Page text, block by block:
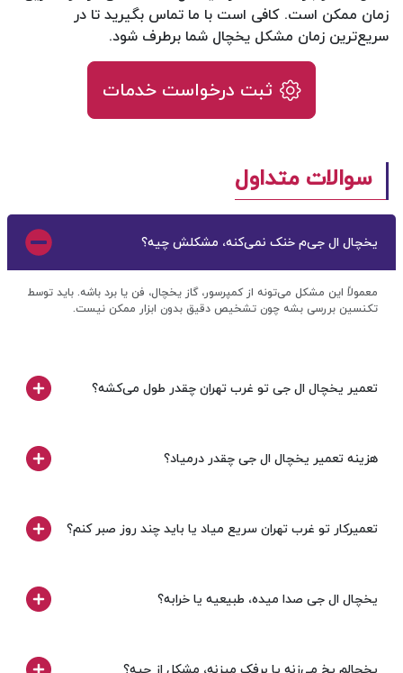
زمان ممکن است. کافی است با ما تماس بگیرید تا در
سریع‌ترین زمان مشکل یخچال شما برطرف شود.
ثبت درخواست خدمات
سوالات متداول
یخچال ال جی‌م خنک نمی‌کنه، مشکلش چیه؟
معمولاً این مشکل می‌تونه از کمپرسور، گاز یخچال، فن یا برد باشه. باید توسط
تکنسین بررسی بشه چون تشخیص دقیق بدون ابزار ممکن نیست.
تعمیر یخچال ال جی تو غرب تهران چقدر طول می‌کشه؟
هزینه تعمیر یخچال ال جی چقدر درمیاد؟
تعمیرکار تو غرب تهران سریع میاد یا باید چند روز صبر کنم؟
یخچال ال جی صدا میده، طبیعیه یا خرابه؟